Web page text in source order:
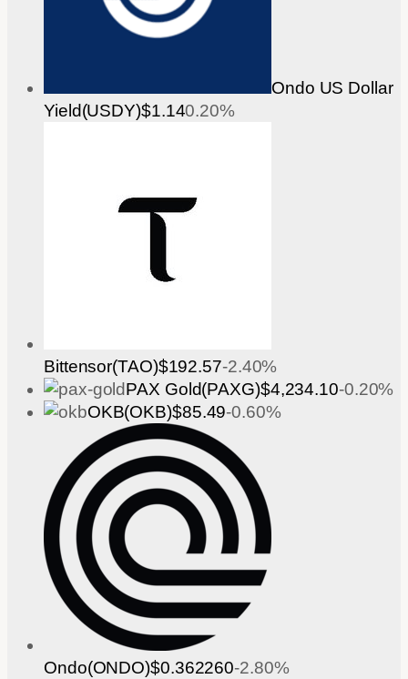
Ondo US Dollar
Yield(USDY)$1.140.20%
Bittensor(TAO)$192.57-2.40%
PAX Gold(PAXG)$4,234.10-0.20%
OKB(OKB)$85.49-0.60%
Ondo(ONDO)$0.362260-2.80%